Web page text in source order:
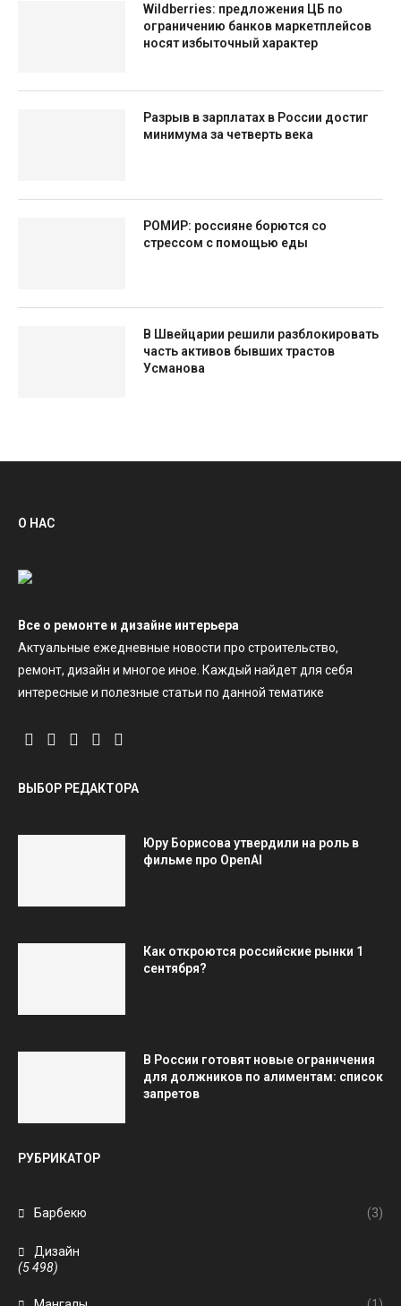
Wildberries: предложения ЦБ по
ограничению банков маркетплейсов
носят избыточный характер
Разрыв в зарплатах в России достиг
минимума за четверть века
РОМИР: россияне борются со
стрессом с помощью еды
В Швейцарии решили разблокировать
часть активов бывших трастов
Усманова
О НАС
Все о ремонте и дизайне интерьера
Актуальные ежедневные новости про строительство,
ремонт, дизайн и многое иное. Каждый найдет для себя
интересные и полезные статьи по данной тематике
ВЫБОР РЕДАКТОРА
Юру Борисова утвердили на роль в
фильме про OpenAI
Как откроются российские рынки 1
сентября?
В России готовят новые ограничения
для должников по алиментам: список
запретов
РУБРИКАТОР
Барбекю (3)
Дизайн
(5 498)